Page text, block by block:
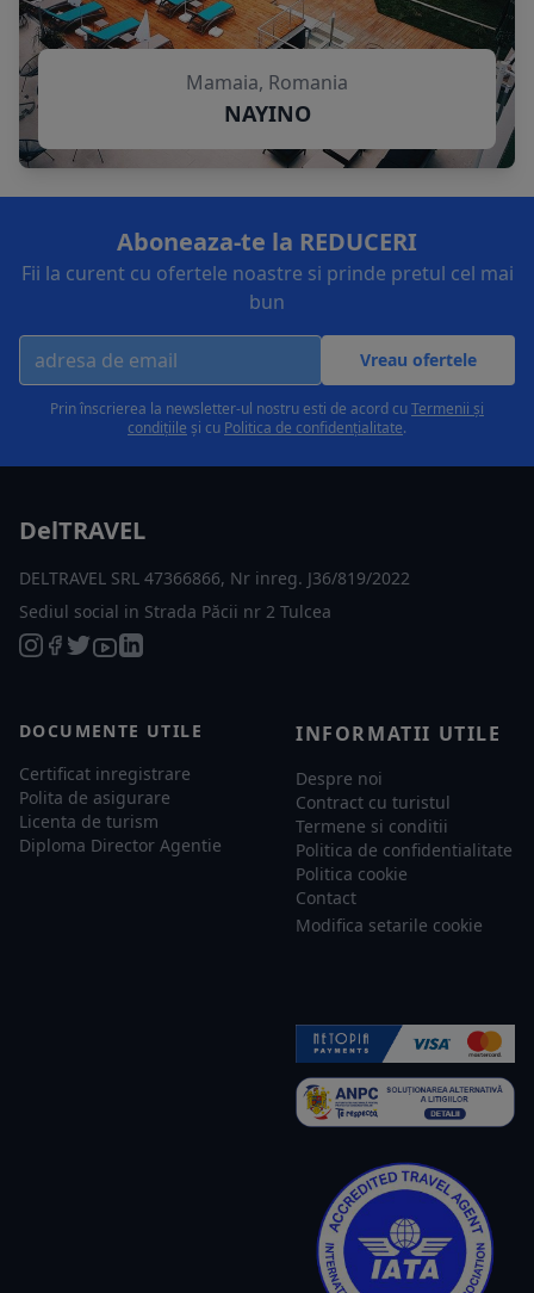
Mamaia, Romania
NAYINO
Aboneaza-te la REDUCERI
Fii la curent cu ofertele noastre si prinde pretul cel mai
bun
Vreau ofertele
Prin înscrierea la newsletter-ul nostru esti de acord cuTermenii și
condițiile și cu Politica de confidențialitate.
DelTRAVEL
DELTRAVEL SRL 47366866, Nr inreg. J36/819/2022
Sediul social in Strada Păcii nr 2 Tulcea
DOCUMENTE UTILE
Certificat inregistrare
Polita de asigurare
Licenta de turism
Diploma Director Agentie
INFORMATII UTILE
Despre noi
Contract cu turistul
Termene si conditii
Politica de confidentialitate
Politica cookie
Contact
Modifica setarile cookie